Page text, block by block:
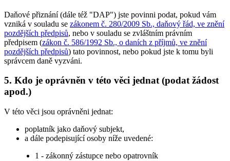
Daňové přiznání (dále též "DAP") jste povinni podat, pokud vám
vzniká v souladu se zákonem č. 280/2009 Sb., daňový řád, ve znění
pozdějších předpisů, nebo v souladu se zvláštním právním
předpisem (zákon č. 586/1992 Sb., o daních z příjmů, ve znění
pozdějších předpisů) tato povinnost, nebo pokud jste k tomu byli
správcem daně vyzváni.
5. Kdo je oprávněn v této věci jednat (podat žádost
apod.)
V této věci jsou oprávněni jednat:
poplatník jako daňový subjekt,
a dále podepisující osoby níže uvedené:
1 - zákonný zástupce nebo opatrovník